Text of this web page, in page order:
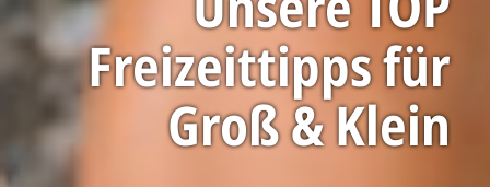
Freizeittipps für
Groß & Klein